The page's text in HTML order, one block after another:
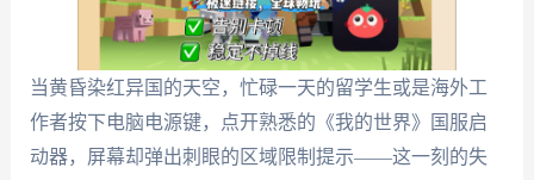
当黄昏染红异国的天空，忙碌一天的留学生或是海外工
作者按下电脑电源键，点开熟悉的《我的世界》国服启
动器，屏幕却弹出刺眼的区域限制提示——这一刻的失